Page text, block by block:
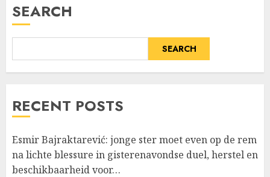
SEARCH
SEARCH
RECENT POSTS
Esmir Bajraktarević: jonge ster moet even op de rem
na lichte blessure in gisterenavondse duel, herstel en
beschikbaarheid voor…